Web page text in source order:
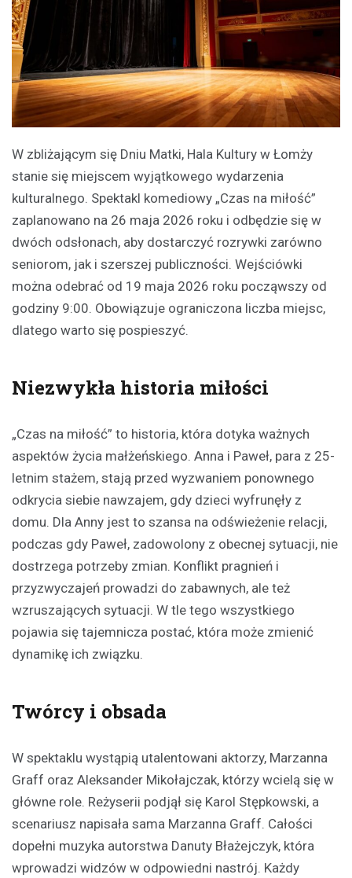
W zbliżającym się Dniu Matki, Hala Kultury w Łomży
stanie się miejscem wyjątkowego wydarzenia
kulturalnego. Spektakl komediowy „Czas na miłość”
zaplanowano na 26 maja 2026 roku i odbędzie się w
dwóch odsłonach, aby dostarczyć rozrywki zarówno
seniorom, jak i szerszej publiczności. Wejściówki
można odebrać od 19 maja 2026 roku począwszy od
godziny 9:00. Obowiązuje ograniczona liczba miejsc,
dlatego warto się pospieszyć.
Niezwykła historia miłości
„Czas na miłość” to historia, która dotyka ważnych
aspektów życia małżeńskiego. Anna i Paweł, para z 25-
letnim stażem, stają przed wyzwaniem ponownego
odkrycia siebie nawzajem, gdy dzieci wyfrunęły z
domu. Dla Anny jest to szansa na odświeżenie relacji,
podczas gdy Paweł, zadowolony z obecnej sytuacji, nie
dostrzega potrzeby zmian. Konflikt pragnień i
przyzwyczajeń prowadzi do zabawnych, ale też
wzruszających sytuacji. W tle tego wszystkiego
pojawia się tajemnicza postać, która może zmienić
dynamikę ich związku.
Twórcy i obsada
W spektaklu wystąpią utalentowani aktorzy, Marzanna
Graff oraz Aleksander Mikołajczak, którzy wcielą się w
główne role. Reżyserii podjął się Karol Stępkowski, a
scenariusz napisała sama Marzanna Graff. Całości
dopełni muzyka autorstwa Danuty Błażejczyk, która
wprowadzi widzów w odpowiedni nastrój. Każdy